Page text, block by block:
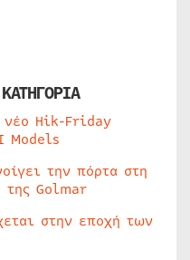
νέο Hik-Friday
Models
την πόρτα στη
της Golmar
στην εποχή των